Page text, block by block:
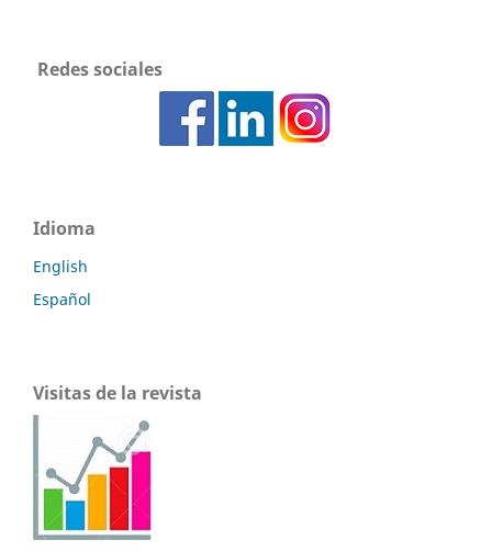
Redes sociales
Idioma
English
Español
Visitas de la revista